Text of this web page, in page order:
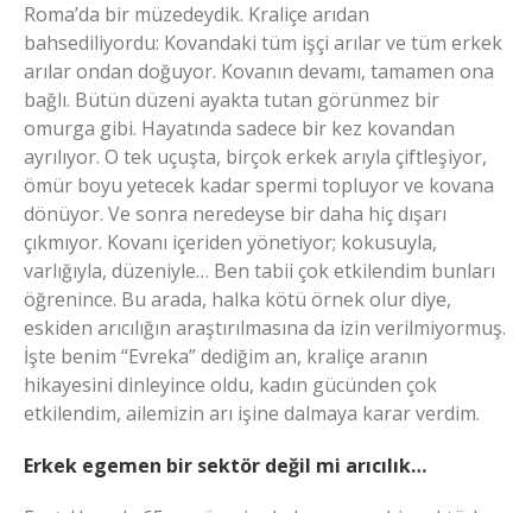
Roma’da bir müzedeydik. Kraliçe arıdan
bahsediliyordu: Kovandaki tüm işçi arılar ve tüm erkek
arılar ondan doğuyor. Kovanın devamı, tamamen ona
bağlı. Bütün düzeni ayakta tutan görünmez bir
omurga gibi. Hayatında sadece bir kez kovandan
ayrılıyor. O tek uçuşta, birçok erkek arıyla çiftleşiyor,
ömür boyu yetecek kadar spermi topluyor ve kovana
dönüyor. Ve sonra neredeyse bir daha hiç dışarı
çıkmıyor. Kovanı içeriden yönetiyor; kokusuyla,
varlığıyla, düzeniyle… Ben tabii çok etkilendim bunları
öğrenince. Bu arada, halka kötü örnek olur diye,
eskiden arıcılığın araştırılmasına da izin verilmiyormuş.
İşte benim “Evreka” dediğim an, kraliçe aranın
hikayesini dinleyince oldu, kadın gücünden çok
etkilendim, ailemizin arı işine dalmaya karar verdim.
Erkek egemen bir sektör değil mi arıcılık…